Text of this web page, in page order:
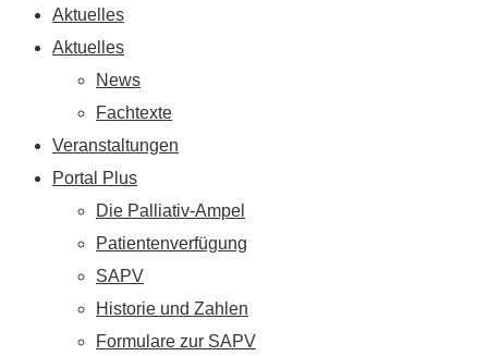
Aktuelles
Aktuelles
News
Fachtexte
Veranstaltungen
Portal Plus
Die Palliativ-Ampel
Patientenverfügung
SAPV
Historie und Zahlen
Formulare zur SAPV